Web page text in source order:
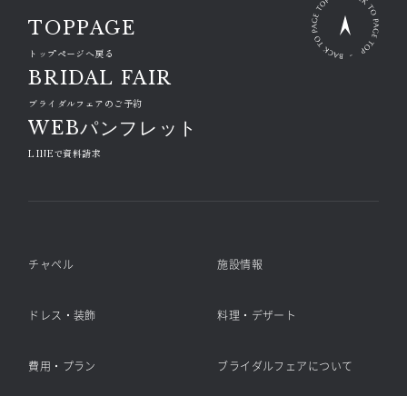
TOPPAGE
トップページへ戻る
BRIDAL FAIR
ブライダルフェアのご予約
WEBパンフレット
LINEで資料請求
チャペル 施設情報
ドレス・装飾 料理・デザート
費用・プラン ブライダルフェアについて